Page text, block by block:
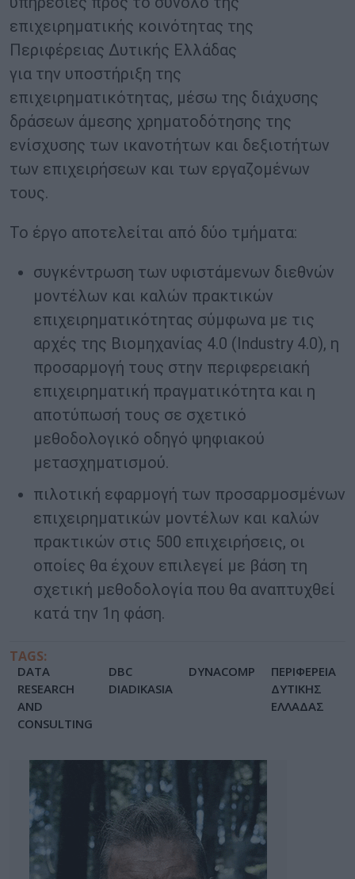
επιχειρηματικής κοινότητας της
Περιφέρειας Δυτικής Ελλάδας
για την υποστήριξη της
επιχειρηματικότητας, μέσω της διάχυσης
δράσεων άμεσης χρηματοδότησης της
ενίσχυσης των ικανοτήτων και δεξιοτήτων
των επιχειρήσεων και των εργαζομένων
τους.
To έργο αποτελείται από δύο τμήματα:
συγκέντρωση των υφιστάμενων διεθνών
μοντέλων και καλών πρακτικών
επιχειρηματικότητας σύμφωνα με τις
αρχές της Βιομηχανίας 4.0 (Industry 4.0), η
προσαρμογή τους στην περιφερειακή
επιχειρηματική πραγματικότητα και η
αποτύπωσή τους σε σχετικό
μεθοδολογικό οδηγό ψηφιακού
μετασχηματισμού.
πιλοτική εφαρμογή των προσαρμοσμένων
επιχειρηματικών μοντέλων και καλών
πρακτικών στις 500 επιχειρήσεις, οι
οποίες θα έχουν επιλεγεί με βάση τη
σχετική μεθοδολογία που θα αναπτυχθεί
κατά την 1η φάση.
TAGS:
DATA
RESEARCH
AND
CONSULTING
DBC
DIADIKASIA
DYNACOMP
ΠΕΡΙΦΕΡΕΙΑ
ΔΥΤΙΚΗΣ
ΕΛΛΑΔΑΣ